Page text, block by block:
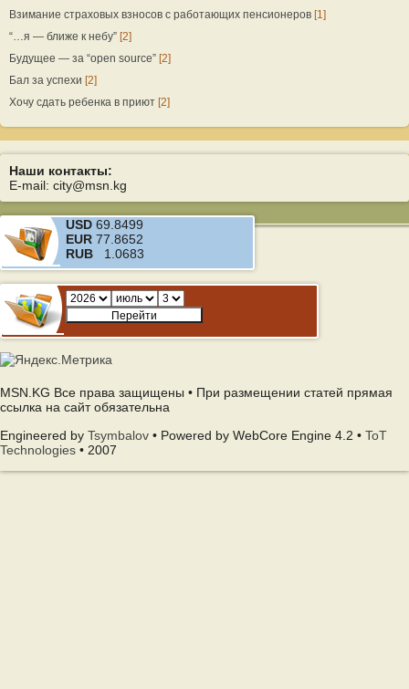
Взимание страховых взносов с работающих пенсионеров [1]
“…я — ближе к небу” [2]
Будущее — за “open source” [2]
Бал за успехи [2]
Хочу сдать ребенка в приют [2]
Наши контакты:
E-mail: city@msn.kg
USD 69.8499
EUR 77.8652
RUB 1.0683
MSN.KG Все права защищены • При размещении статей прямая
ссылка на сайт обязательна
Engineered by Tsymbalov • Powered by WebCore Engine 4.2 • ToT
Technologies • 2007